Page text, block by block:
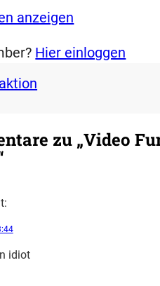
anzeigen
Hier einloggen
zu „Video
idiot